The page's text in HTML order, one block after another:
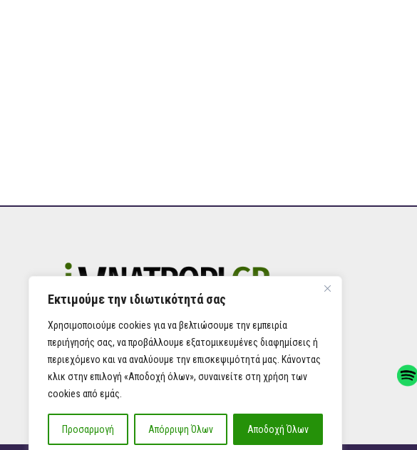
Εκτιμούμε την ιδιωτικότητά σας
Χρησιμοποιούμε cookies για να βελτιώσουμε την εμπειρία
περιήγησής σας, να προβάλλουμε εξατομικευμένες διαφημίσεις ή
περιεχόμενο και να αναλύουμε την επισκεψιμότητά μας. Κάνοντας
κλικ στην επιλογή «Αποδοχή όλων», συναινείτε στη χρήση των
cookies από εμάς.
Προσαρμογή Απόρριψη Όλων Αποδοχή Όλων